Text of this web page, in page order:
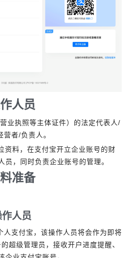
人员
业执照等主体证件）的法定代表人/
营者/负责人。
资料，在支付宝开立企业账号的财
员，同时负责企业账号的管理。
准备
人员
人支付宝，该操作人员将会作为即将
超级管理员，接收开户进度提醒、